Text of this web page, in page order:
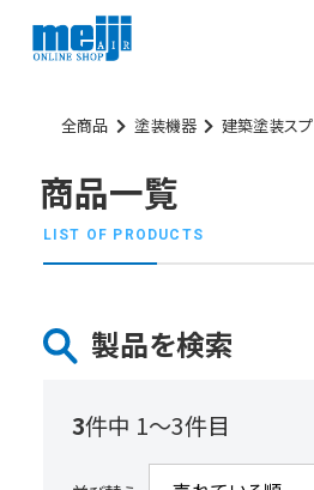
全商品 塗装機器 建築塗装ス
商品一覧
LIST OF PRODUCTS
製品を検索
3件中 1〜3件目